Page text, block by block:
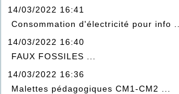
14/03/2022 16:41
Consommation d'électricité pour info ...
14/03/2022 16:40
FAUX FOSSILES ...
14/03/2022 16:36
Malettes pédagogiques CM1-CM2 ...